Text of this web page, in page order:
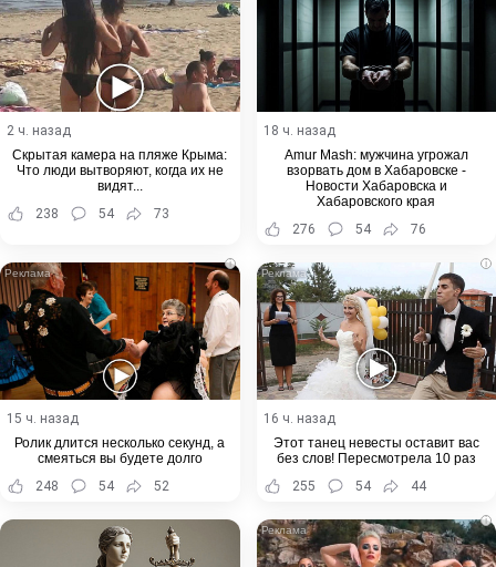
2 ч. назад
Скрытая камера на пляже Крыма:
Что люди вытворяют, когда их не
видят...
238
54 73
18 ч. назад
Amur Mash: мужчина угрожал
взорвать дом в Хабаровске -
Новости Хабаровска и
Хабаровского края
276
54 76
i
15 ч. назад
Ролик длится несколько секунд, а
смеяться вы будете долго
248
54 52
i
16 ч. назад
Этот танец невесты оставит вас
без слов! Пересмотрела 10 раз
255
54 44
i